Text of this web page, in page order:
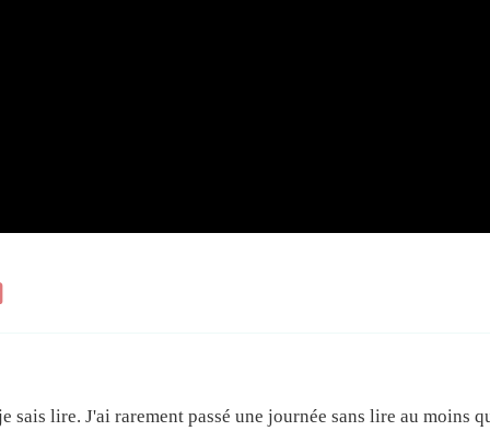
sais lire. J'ai rarement passé une journée sans lire au moins